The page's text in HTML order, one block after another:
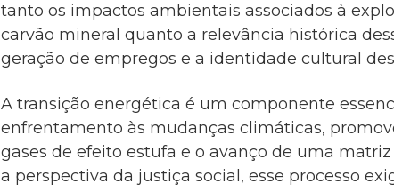
tanto os impactos ambientais associados à
carvão mineral quanto a relevância histórica
geração de empregos e a identidade cultural
A transição energética é um componente
enfrentamento às mudanças climáticas,
gases de efeito estufa e o avanço de uma
a perspectiva da justiça social, esse processo